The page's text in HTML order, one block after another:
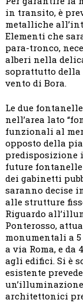
in transito, è
metalliche
Elementi che
para-tronco,
alberi nella
soprattutto della
vento di Bora.
Le due
nell’area lato
funzionali al
opposto della
predisposizione
future
dei gabinetti
saranno decise
alle strutture
Riguardo
Ponterosso,
monumentali a
a via Roma, e
agli edifici. Si è
esistente
architettonici